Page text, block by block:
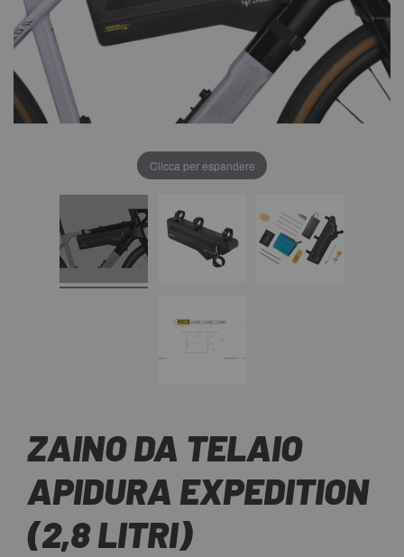
Clicca per espandere
ZAINO DA TELAIO
APIDURA EXPEDITION
(2,8 LITRI)